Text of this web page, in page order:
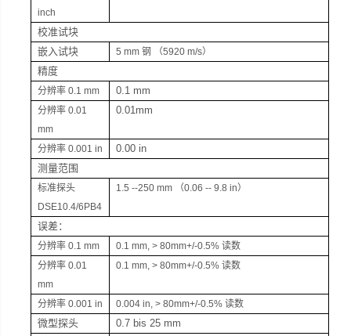
inch
校准试块
嵌入试块
5 mm 钢 （5920 m/s）
精度
分辨率 0.1 mm 0.1 mm
分辨率 0.01
mm
0.01mm
分辨率 0.001 in
0.00 in
测量范围
标准探头
DSE10.4/6PB4
1.5 --250 mm （0.06 -- 9.8 in）
误差：
分辨率 0.1 mm 0.1 mm, > 80mm+/-0.5% 读数
分辨率 0.01
mm
0.1 mm, > 80mm+/-0.5% 读数
分辨率 0.001 in 0.004 in, > 80mm+/-0.5% 读数
微型探头
0.7 bis 25 mm